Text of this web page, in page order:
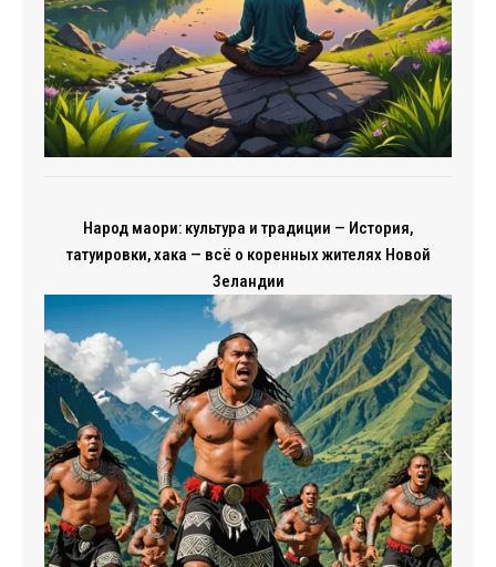
Народ маори: культура и традиции — История,
татуировки, хака — всё о коренных жителях Новой
Зеландии